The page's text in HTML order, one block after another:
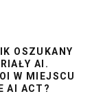
OSZUKANY
AI.
W MIEJSCU
AI ACT?